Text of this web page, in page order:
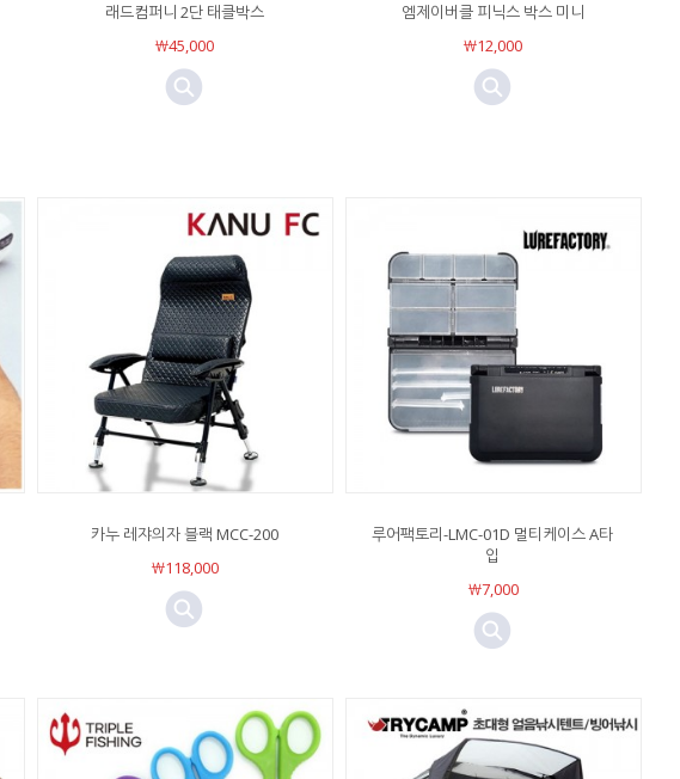
래드컴퍼니 2단 태클박스
￦45,000
엠제이버클 피닉스 박스 미니
￦12,000
카누 레쟈의자 블랙 MCC-200
￦118,000
루어팩토리-LMC-01D 멀티케이스 A타
입
￦7,000